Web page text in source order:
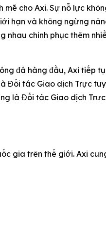
cho Axi. Sự nỗ lực
hạn và không ngừng
nhau chinh phục thêm
đá hàng đầu, Axi tiếp
Đối tác Giao dịch Trực
là Đối tác Giao dịch
gia trên thế giới. Axi